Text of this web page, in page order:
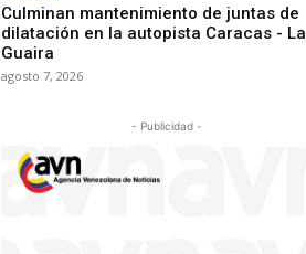
Culminan mantenimiento de juntas de
dilatación en la autopista Caracas - La
Guaira
agosto 7, 2026
- Publicidad -